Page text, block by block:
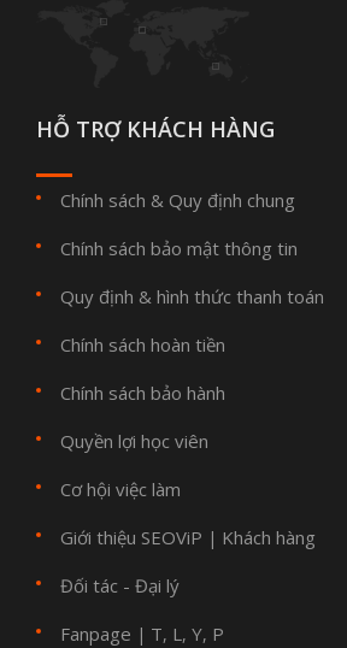
HỖ TRỢ KHÁCH HÀNG
Chính sách & Quy định chung
Chính sách bảo mật thông tin
Quy định & hình thức thanh toán
Chính sách hoàn tiền
Chính sách bảo hành
Quyền lợi học viên
Cơ hội việc làm
Giới thiệu SEOViP | Khách hàng
Đối tác - Đại lý
Fanpage | T, L, Y, P